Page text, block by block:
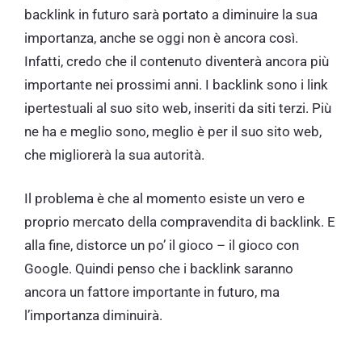
backlink in futuro sarà portato a diminuire la sua
importanza, anche se oggi non è ancora così.
Infatti, credo che il contenuto diventerà ancora più
importante nei prossimi anni. I backlink sono i link
ipertestuali al suo sito web, inseriti da siti terzi. Più
ne ha e meglio sono, meglio è per il suo sito web,
che migliorerà la sua autorità.
Il problema è che al momento esiste un vero e
proprio mercato della compravendita di backlink. E
alla fine, distorce un po’ il gioco – il gioco con
Google. Quindi penso che i backlink saranno
ancora un fattore importante in futuro, ma
l’importanza diminuirà.